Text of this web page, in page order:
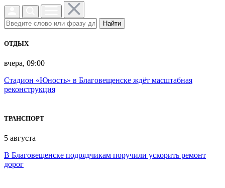
Найти
ОТДЫХ
вчера, 09:00
Стадион «Юность» в Благовещенске ждёт масштабная
реконструкция
ТРАНСПОРТ
5 августа
В Благовещенске подрядчикам поручили ускорить ремонт
дорог